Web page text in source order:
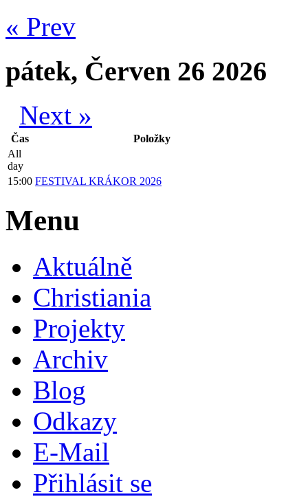
« Prev
pátek, Červen 26 2026
Next »
Čas
Položky
All
day
15:00 FESTIVAL KRÁKOR 2026
Menu
Aktuálně
Christiania
Projekty
Archiv
Blog
Odkazy
E-Mail
Přihlásit se